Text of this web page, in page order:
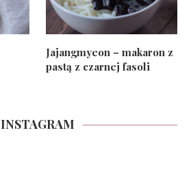
Jajangmyeon – makaron z
pastą z czarnej fasoli
INSTAGRAM